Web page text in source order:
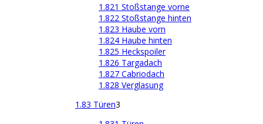
1.821 Stoßstange vorne
1.822 Stoßstange hinten
1.823 Haube vorn
1.824 Haube hinten
1.825 Heckspoiler
1.826 Targadach
1.827 Cabriodach
1.828 Verglasung
1.83 Türen3